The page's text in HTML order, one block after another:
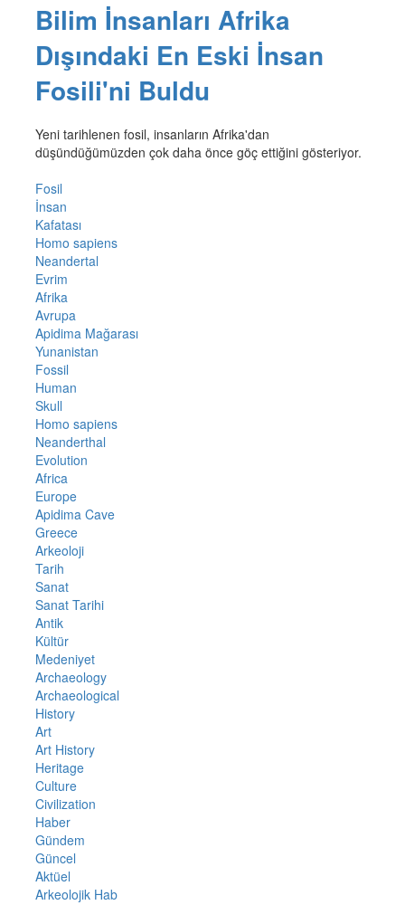
Bilim İnsanları Afrika
Dışındaki En Eski İnsan
Fosili'ni Buldu
Yeni tarihlenen fosil, insanların Afrika'dan
düşündüğümüzden çok daha önce göç ettiğini gösteriyor.
Fosil
İnsan
Kafatası
Homo sapiens
Neandertal
Evrim
Afrika
Avrupa
Apidima Mağarası
Yunanistan
Fossil
Human
Skull
Homo sapiens
Neanderthal
Evolution
Africa
Europe
Apidima Cave
Greece
Arkeoloji
Tarih
Sanat
Sanat Tarihi
Antik
Kültür
Medeniyet
Archaeology
Archaeological
History
Art
Art History
Heritage
Culture
Civilization
Haber
Gündem
Güncel
Aktüel
Arkeolojik Hab